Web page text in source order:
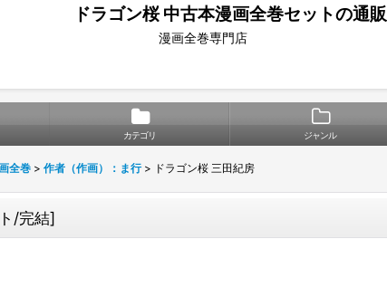
ドラゴン桜 中古本漫画全巻セットの通販
漫画全巻専門店
カテゴリ ジャンル
全巻 > 作者（作画）：ま行 > ドラゴン桜 三田紀房
/完結]